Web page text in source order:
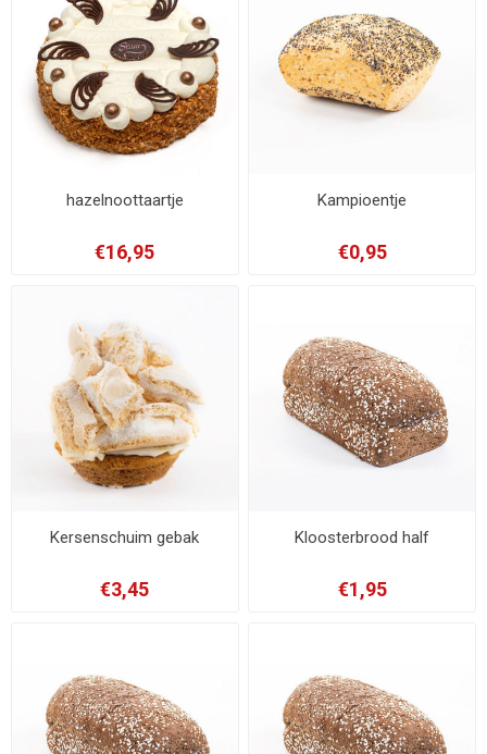
hazelnoottaartje
€16,95
Kampioentje
€0,95
Kersenschuim gebak
€3,45
Kloosterbrood half
€1,95